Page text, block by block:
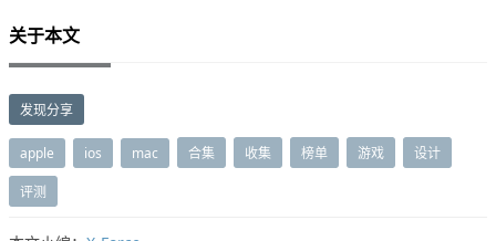
关于本文
发现分享
apple ios mac 合集 收集 榜单 游戏 设计
评测